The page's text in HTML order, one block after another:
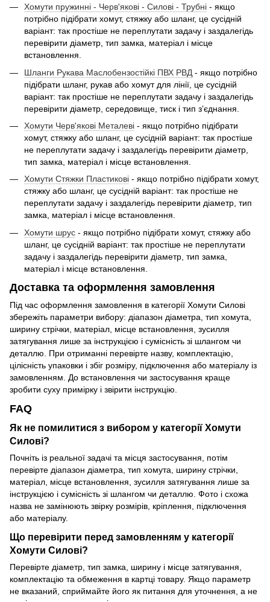
Хомути пружинні - Черв'якові - Силові - Трубні - якщо
потрібно підібрати хомут, стяжку або шланг, це сусідній
варіант: так простіше не переплутати задачу і заздалегідь
перевірити діаметр, тип замка, матеріал і місце
встановлення.
Шланги Рукава Маслобензостійкі ПВХ РВД - якщо потрібно
підібрати шланг, рукав або хомут для лінії, це сусідній
варіант: так простіше не переплутати задачу і заздалегідь
перевірити діаметр, середовище, тиск і тип з’єднання.
Хомути Черв'якові Металеві - якщо потрібно підібрати
хомут, стяжку або шланг, це сусідній варіант: так простіше
не переплутати задачу і заздалегідь перевірити діаметр,
тип замка, матеріал і місце встановлення.
Хомути Стяжки Пластикові - якщо потрібно підібрати хомут,
стяжку або шланг, це сусідній варіант: так простіше не
переплутати задачу і заздалегідь перевірити діаметр, тип
замка, матеріал і місце встановлення.
Хомути шрус - якщо потрібно підібрати хомут, стяжку або
шланг, це сусідній варіант: так простіше не переплутати
задачу і заздалегідь перевірити діаметр, тип замка,
матеріал і місце встановлення.
Доставка та оформлення замовлення
Під час оформлення замовлення в категорії Хомути Силові
збережіть параметри вибору: діапазон діаметра, тип хомута,
ширину стрічки, матеріал, місце встановлення, зусилля
затягування лише за інструкцією і сумісність зі шлангом чи
деталлю. При отриманні перевірте назву, комплектацію,
цілісність упаковки і збіг розміру, підключення або матеріалу із
замовленням. До встановлення чи застосування краще
зробити суху примірку і звірити інструкцію.
FAQ
Як не помилитися з вибором у категорії Хомути
Силові?
Почніть із реальної задачі та місця застосування, потім
перевірте діапазон діаметра, тип хомута, ширину стрічки,
матеріал, місце встановлення, зусилля затягування лише за
інструкцією і сумісність зі шлангом чи деталлю. Фото і схожа
назва не замінюють звірку розмірів, кріплення, підключення
або матеріалу.
Що перевірити перед замовленням у категорії
Хомути Силові?
Перевірте діаметр, тип замка, ширину і місце затягування,
комплектацію та обмеження в картці товару. Якщо параметр
не вказаний, сприймайте його як питання для уточнення, а не